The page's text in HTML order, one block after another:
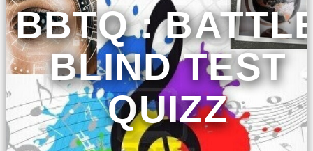
BBTQ :
BLIND TEST
QUIZZ